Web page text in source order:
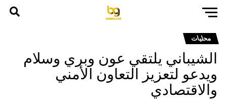
محليات
الشيباني يلتقي عون وبري وسلام
ويدعو لتعزيز التعاون الأمني
والاقتصادي